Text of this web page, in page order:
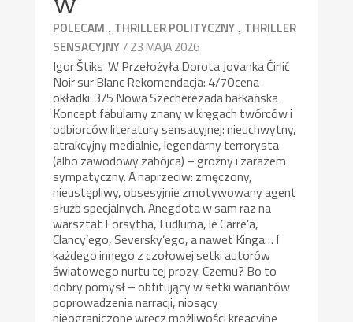
W
POLECAM , THRILLER POLITYCZNY , THRILLER
SENSACYJNY/ 23 MAJA 2026
Igor Štiks W Przełożyła Dorota Jovanka Ćirlić
Noir sur Blanc Rekomendacja: 4/7Ocena
okładki: 3/5 Nowa Szecherezada bałkańska
Koncept fabularny znany w kręgach twórców i
odbiorców literatury sensacyjnej: nieuchwytny,
atrakcyjny medialnie, legendarny terrorysta
(albo zawodowy zabójca) – groźny i zarazem
sympatyczny. A naprzeciw: zmęczony,
nieustępliwy, obsesyjnie zmotywowany agent
służb specjalnych. Anegdota w sam raz na
warsztat Forsytha, Ludluma, le Carre’a,
Clancy’ego, Seversky’ego, a nawet Kinga… I
każdego innego z czołowej setki autorów
światowego nurtu tej prozy. Czemu? Bo to
dobry pomysł – obfitujący w setki wariantów
poprowadzenia narracji, niosący